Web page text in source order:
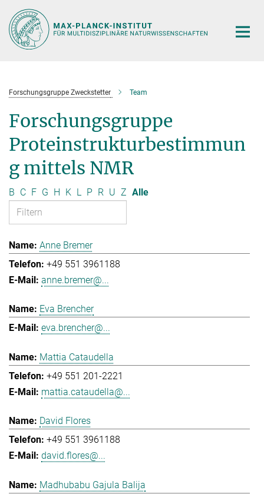
Hauptinhalt
Forschungsgruppe Zweckstetter Team
Forschungsgruppe
Proteinstrukturbestimmun
g mittels NMR
B C F G H K L P R U Z Alle
Anne Bremer
+49 551 3961188
anne.bremer@...
Eva Brencher
eva.brencher@...
Mattia Cataudella
+49 551 201-2221
mattia.cataudella@...
David Flores
+49 551 3961188
david.flores@...
Madhubabu Gajula Balija